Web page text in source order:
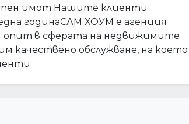
имот Нашите клиенти
годинаСАМ ХОУМ е агенция
опит в сферата на недвижимите
качествено обслужване, на което